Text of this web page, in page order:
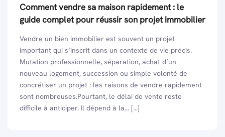
Comment vendre sa maison rapidement : le
guide complet pour réussir son projet immobilier
​​Vendre un bien immobilier est souvent un projet
important qui s’inscrit dans un contexte de vie précis.
Mutation professionnelle, séparation, achat d’un
nouveau logement, succession ou simple volonté de
concrétiser un projet : les raisons de vendre rapidement
sont nombreuses.Pourtant, le délai de vente reste
difficile à anticiper. Il dépend à la... [...]